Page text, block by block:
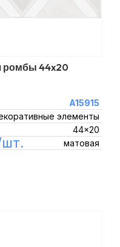
ромбы 44x20
A15915
элементы
44x20
матовая